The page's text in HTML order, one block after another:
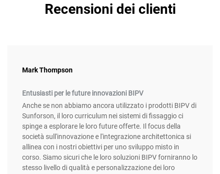
Recensioni dei clienti
Mark Thompson
Entusiasti per le future innovazioni BIPV
Anche se non abbiamo ancora utilizzato i prodotti BIPV di
Sunforson, il loro curriculum nei sistemi di fissaggio ci
spinge a esplorare le loro future offerte. Il focus della
società sull'innovazione e l'integrazione architettonica si
allinea con i nostri obiettivi per uno sviluppo misto in
corso. Siamo sicuri che le loro soluzioni BIPV forniranno lo
stesso livello di qualità e personalizzazione dei loro